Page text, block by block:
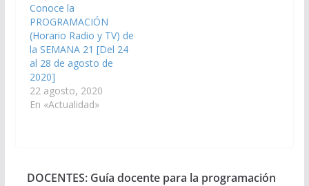
Conoce la
PROGRAMACIÓN
(Horario Radio y TV) de
la SEMANA 21 [Del 24
al 28 de agosto de
2020]
22 agosto, 2020
En «Actualidad»
DOCENTES: Guía docente para la programación